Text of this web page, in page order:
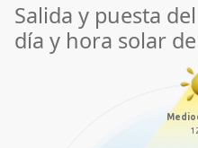
Salida y puesta
día y hora solar